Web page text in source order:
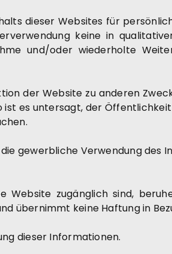
dieser Websites für
keine in
und/oder wiederholte
der Website zu anderen
ist es untersagt, der
gewerbliche Verwendung des
Website zugänglich sind,
übernimmt keine Haftung in
dieser Informationen.